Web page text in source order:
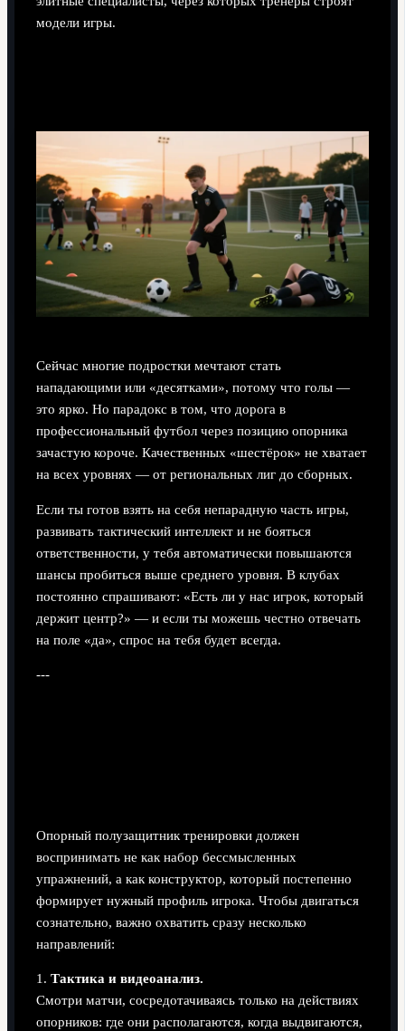
модели игры.
Сейчас многие подростки мечтают стать
нападающими или «десятками», потому что голы —
это ярко. Но парадокс в том, что дорога в
профессиональный футбол через позицию опорника
зачастую короче. Качественных «шестёрок» не хватает
на всех уровнях — от региональных лиг до сборных.
Если ты готов взять на себя непарадную часть игры,
развивать тактический интеллект и не бояться
ответственности, у тебя автоматически повышаются
шансы пробиться выше среднего уровня. В клубах
постоянно спрашивают: «Есть ли у нас игрок, который
держит центр?» — и если ты можешь честно отвечать
на поле «да», спрос на тебя будет всегда.
---
Опорный полузащитник тренировки должен
воспринимать не как набор бессмысленных
упражнений, а как конструктор, который постепенно
формирует нужный профиль игрока. Чтобы двигаться
сознательно, важно охватить сразу несколько
направлений:
1. Тактика и видеоанализ.
Смотри матчи, сосредотачиваясь только на действиях
опорников: где они располагаются, когда выдвигаются,